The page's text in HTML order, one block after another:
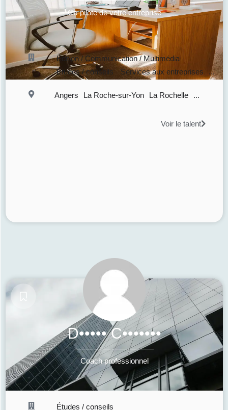
Co-pilote de votre entreprise
Édition / Communication / Multimédia
Études / conseils
Services aux entreprises ...
Angers La Roche-sur-Yon La Rochelle ...
Voir le talent
D••••• C•••••••
Coach professionnel
Études / conseils